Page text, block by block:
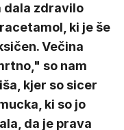
dala zdravilo
ki je še
Večina
so nam
kjer so sicer
ki so jo
da je prava